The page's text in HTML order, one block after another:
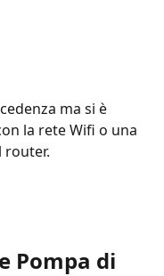
ma si è
la rete Wifi o una
router.
Pompa di